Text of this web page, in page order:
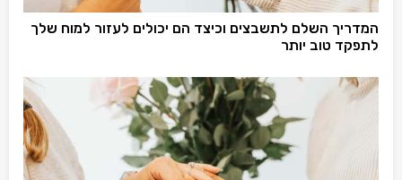
המדריך השלם לתשבצים וכיצד הם יכולים לעזור למוח שלך
לתפקד טוב יותר